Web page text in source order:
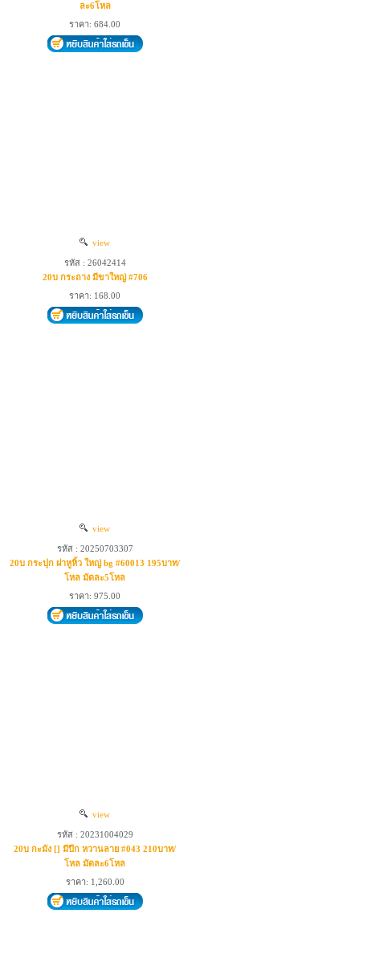
ละ6โหล
ราคา: 684.00
view
รหัส : 26042414
20บ กระถาง มีขาใหญ่ #706
ราคา: 168.00
view
รหัส : 20250703307
20บ กระปุก ฝาหูหิ้ว ใหญ่ bg #60013 195บาท/
โหล มัดละ5โหล
ราคา: 975.00
view
รหัส : 20231004029
20บ กะมัง [] มีปีก หวานลาย #043 210บาท/
โหล มัดละ6โหล
ราคา: 1,260.00